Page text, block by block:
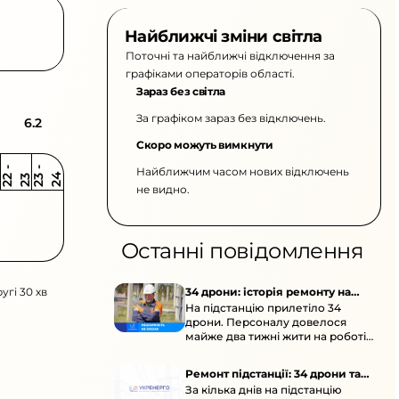
6.2
2 2
-
2 3 2 3
-
2 4
30 хв
Найближчі зміни світла
Поточні та найближчі відключення за
графіками операторів області.
Зараз без світла
За графіком зараз без відключень.
Скоро можуть вимкнути
Найближчим часом нових відключень
не видно.
Останні повідомлення
34 дрони: історія ремонту на
підстанції
На підстанцію прилетіло 34
дрони. Персоналу довелося
майже два тижні жити на роботі
Ремонт підстанції: 34 дрони та
окупація
За кілька днів на підстанцію